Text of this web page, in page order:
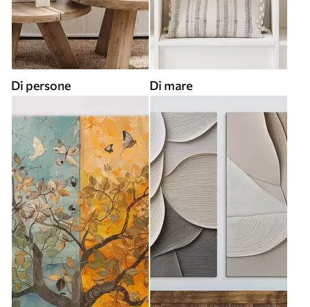
Di persone Di mare